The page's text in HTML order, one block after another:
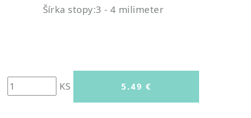
Šírka stopy:3 - 4 milimeter
KS